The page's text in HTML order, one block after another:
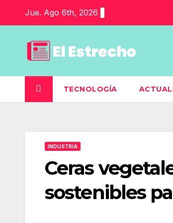
Jue. Ago 6th, 2026
TECNOLOGÍA
INDUSTRIA
Ceras
sostenibles